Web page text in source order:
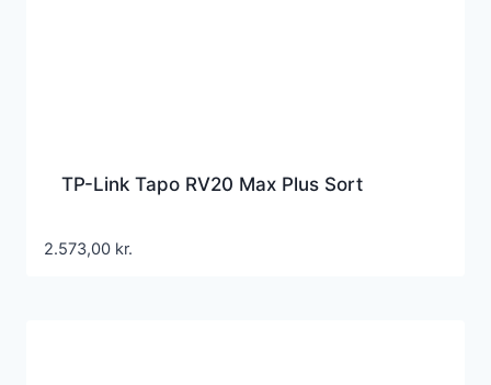
TP-Link Tapo RV20 Max Plus Sort
2.573,00 kr.